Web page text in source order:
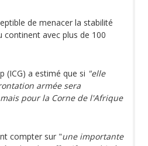
de menacer la stabilité
continent avec plus de 100
(ICG) a estimé que si "elle
armée sera
pour la Corne de l'Afrique
compter sur "une importante